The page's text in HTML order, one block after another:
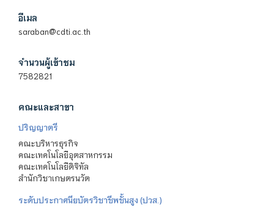
อีเมล
saraban@cdti.ac.th
จำนวนผู้เข้าชม
7582821
คณะและสาขา
ปริญญาตรี
คณะบริหารธุรกิจ
คณะเทคโนโลยีอุตสาหกรรม
คณะเทคโนโลยีดิจิทัล
สำนักวิชาเกษตรนวัต
ระดับประกาศนียบัตรวิชาชีพชั้นสูง (ปวส.)